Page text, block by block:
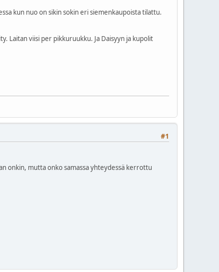
kun nuo on sikin sokin eri siemenkaupoista tilattu.
Laitan viisi per pikkuruukku. Ja Daisyyn ja kupolit
#1
onkin, mutta onko samassa yhteydessä kerrottu